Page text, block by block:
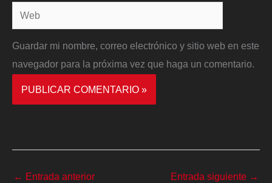
Web
Guardar mi nombre, correo electrónico y sitio web en este
navegador para la próxima vez que haga un comentario.
← Entrada anterior Entrada siguiente →